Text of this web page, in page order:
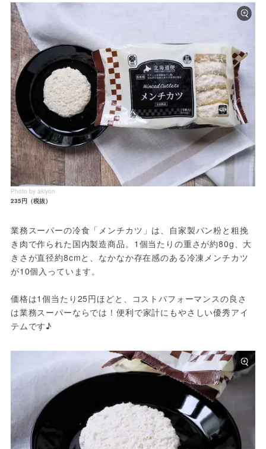
Photo by akiyon
235円（税抜）
業務スーパーの冷食「メンチカツ」は、自家製パン粉と粗挽
き肉で作られた国内製造商品。1個当たりの重さが約80g、大
きさが直径約8cmと、なかなか存在感のある冷凍メンチカツ
が10個入っています。
価格は1個当たり25円ほどと、コストパフォーマンスの良さ
は業務スーパーならでは！便利で家計にもやさしい優秀アイ
テムです♪